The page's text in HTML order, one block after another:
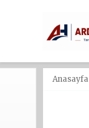
Anasayfa